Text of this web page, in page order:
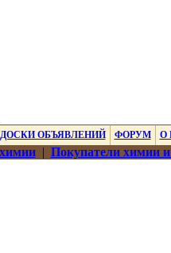
ДОСКИ ОБЪЯВЛЕНИЙ ФОРУМ О
| Покупатели химии